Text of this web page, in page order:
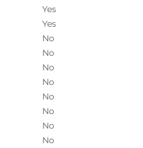
Yes
Yes
No
No
No
No
No
No
No
No